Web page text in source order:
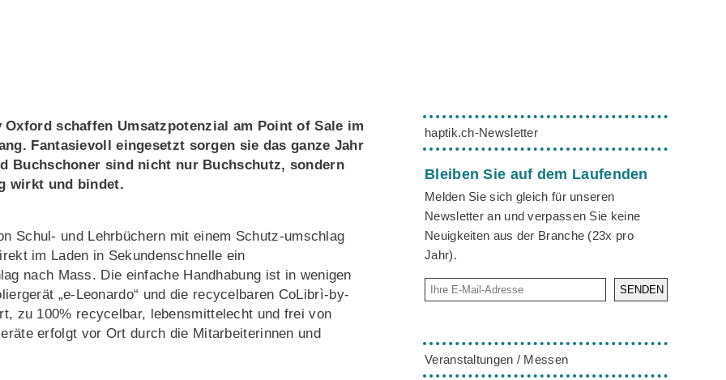
schaffen Umsatzpotenzial am Point of Sale im
Fantasievoll eingesetzt sorgen sie das ganze Jahr
Buchschoner sind nicht nur Buchschutz, sondern
wirkt und bindet.
Schul- und Lehrbüchern mit einem Schutz-umschlag
im Laden in Sekundenschnelle ein
nach Mass. Die einfache Handhabung ist in wenigen
„e-Leonardo“ und die recycelbaren CoLibrì-by-
zu 100% recycelbar, lebensmittelecht und frei von
erfolgt vor Ort durch die Mitarbeiterinnen und
haptik.ch-Newsletter
Bleiben Sie auf dem Laufenden
Melden Sie sich gleich für unseren
Newsletter an und verpassen Sie keine
Neuigkeiten aus der Branche (23x pro
Jahr).
SENDEN
Veranstaltungen / Messen